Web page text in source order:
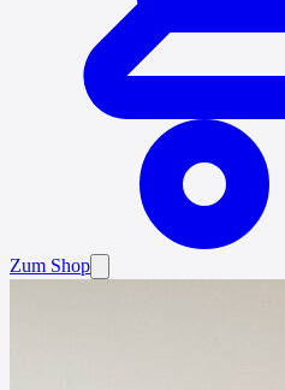
Zum Shop